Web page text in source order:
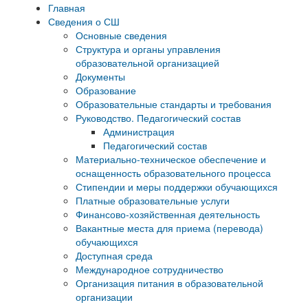
Главная
Сведения о СШ
Основные сведения
Структура и органы управления
образовательной организацией
Документы
Образование
Образовательные стандарты и требования
Руководство. Педагогический состав
Администрация
Педагогический состав
Материально-техническое обеспечение и
оснащенность образовательного процесса
Стипендии и меры поддержки обучающихся
Платные образовательные услуги
Финансово-хозяйственная деятельность
Вакантные места для приема (перевода)
обучающихся
Доступная среда
Международное сотрудничество
Организация питания в образовательной
организации